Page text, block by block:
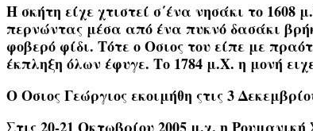
Η σκήτη είχε χτιστεί σ΄ένα νησάκι το
περνώντας μέσα από ένα πυκνό δασάκι
φοβερό φίδι. Τότε ο Οσιος του είπε με
έκπληξη όλων έφυγε. Το 1784 μ.Χ. η μονή
Ο Οσιος Γεώργιος εκοιμήθη ςτις 3